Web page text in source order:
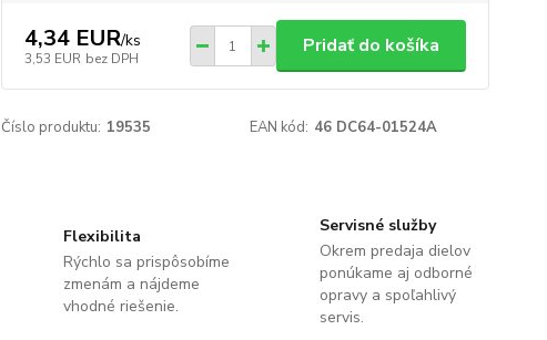
4,34 EUR/ks
3,53 EUR bez DPH
Pridať do košíka
Číslo produktu: 19535 EAN kód: 46 DC64-01524A
Flexibilita
Rýchlo sa prispôsobíme
zmenám a nájdeme
vhodné riešenie.
Servisné služby
Okrem predaja dielov
ponúkame aj odborné
opravy a spoľahlivý
servis.